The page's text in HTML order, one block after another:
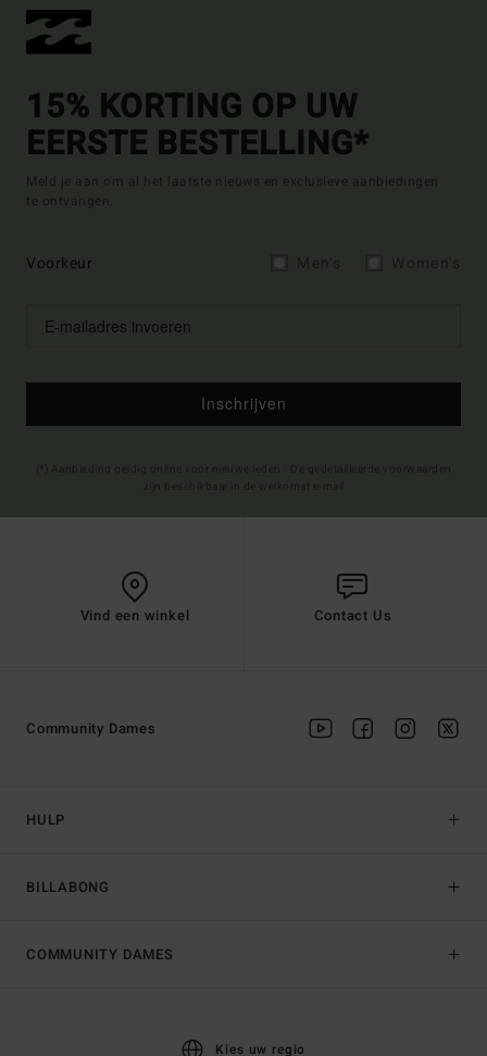
15% KORTING OP UW
EERSTE BESTELLING*
Meld je aan om al het laatste nieuws en exclusieve aanbiedingen
te ontvangen.
Voorkeur
Inschrijven
Vind een winkel Contact Us
HULP
BILLABONG
Community Dames
COMMUNITY DAMES
Kies uw regio